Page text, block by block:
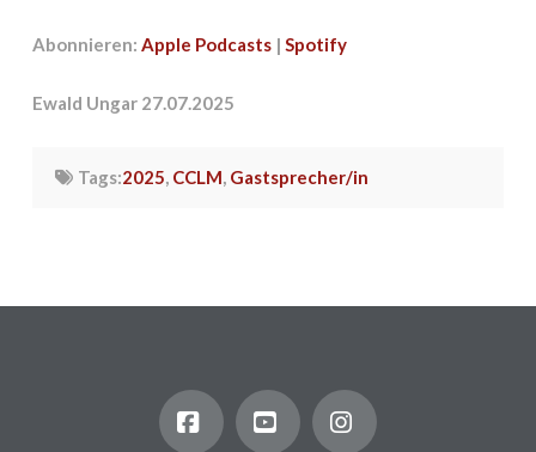
LINK
Abonnieren: Apple Podcasts| Spotify
Ewald Ungar 27.07.2025
Tags:2025 CCLM Gastsprecher/in